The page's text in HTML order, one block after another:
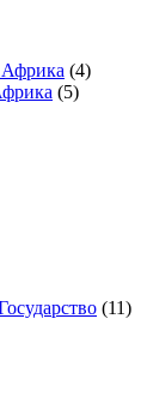
Африка (4)
(5)
(11)